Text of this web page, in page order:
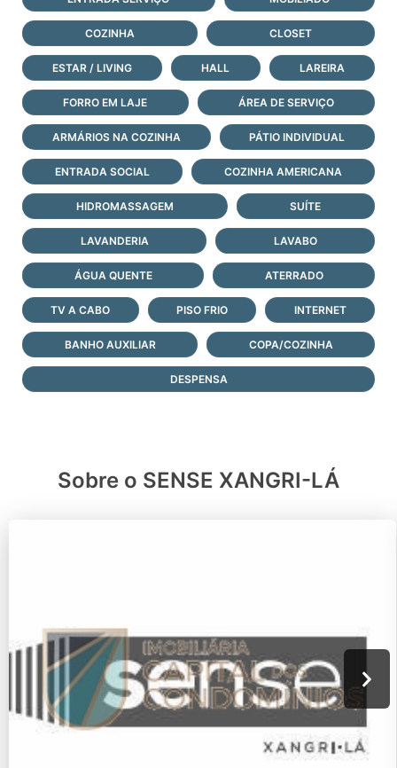
COZINHA CLOSET
ESTAR / LIVING HALL LAREIRA
FORRO EM LAJE ÁREA DE SERVIÇO
ARMÁRIOS NA COZINHA PÁTIO INDIVIDUAL
ENTRADA SOCIAL COZINHA AMERICANA
HIDROMASSAGEM SUÍTE
LAVANDERIA LAVABO
ÁGUA QUENTE ATERRADO
TV A CABO PISO FRIO INTERNET
BANHO AUXILIAR COPA/COZINHA
DESPENSA
Sobre o SENSE XANGRI-LÁ